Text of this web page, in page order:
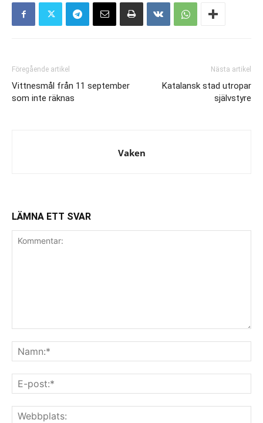
Föregående artikel
Vittnesmål från 11 september
som inte räknas
Nästa artikel
Katalansk stad utropar
självstyre
Vaken
LÄMNA ETT SVAR